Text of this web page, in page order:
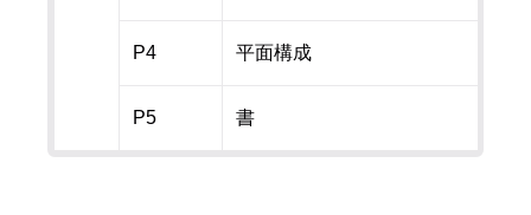
P4 平面構成
P5 書